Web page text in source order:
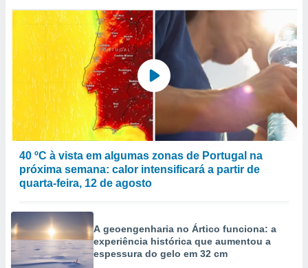
40 ºC à vista em algumas zonas de Portugal na
próxima semana: calor intensificará a partir de
quarta-feira, 12 de agosto
A geoengenharia no Ártico funciona: a
experiência histórica que aumentou a
espessura do gelo em 32 cm